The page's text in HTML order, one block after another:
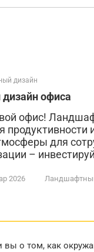
дизайн
офиса
офис!
для
–
2026
вы о том, как